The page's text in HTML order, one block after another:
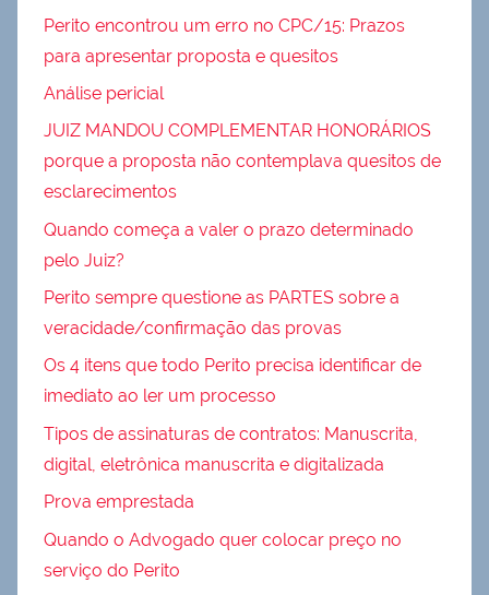
Perito encontrou um erro no CPC/15: Prazos
para apresentar proposta e quesitos
Análise pericial
JUIZ MANDOU COMPLEMENTAR HONORÁRIOS
porque a proposta não contemplava quesitos de
esclarecimentos
Quando começa a valer o prazo determinado
pelo Juiz?
Perito sempre questione as PARTES sobre a
veracidade/confirmação das provas
Os 4 itens que todo Perito precisa identificar de
imediato ao ler um processo
Tipos de assinaturas de contratos: Manuscrita,
digital, eletrônica manuscrita e digitalizada
Prova emprestada
Quando o Advogado quer colocar preço no
serviço do Perito